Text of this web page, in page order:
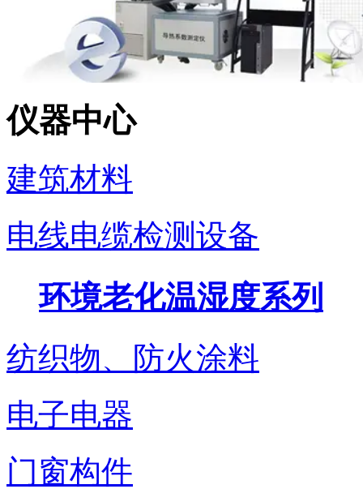
仪器中心
建筑材料
电线电缆检测设备
环境老化温湿度系列
纺织物、防火涂料
电子电器
门窗构件